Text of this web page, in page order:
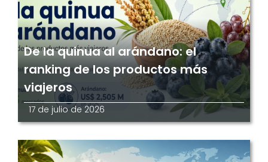
De la quinua al arándano: el
ranking de los productos más
viajeros
17 de julio de 2026